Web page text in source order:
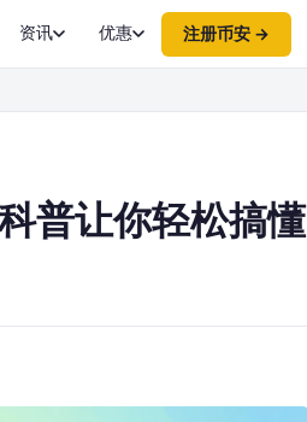
资讯 优惠 注册币安 →
普让你轻松搞懂